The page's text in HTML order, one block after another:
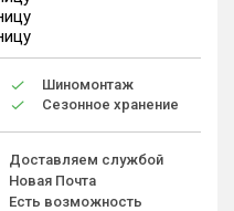
Шиномонтаж
Сезонное хранение
Доставляем службой
Новая Почта
Есть возможность